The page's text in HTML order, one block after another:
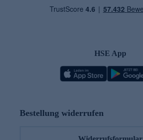
HSE App
Bestellung widerrufen